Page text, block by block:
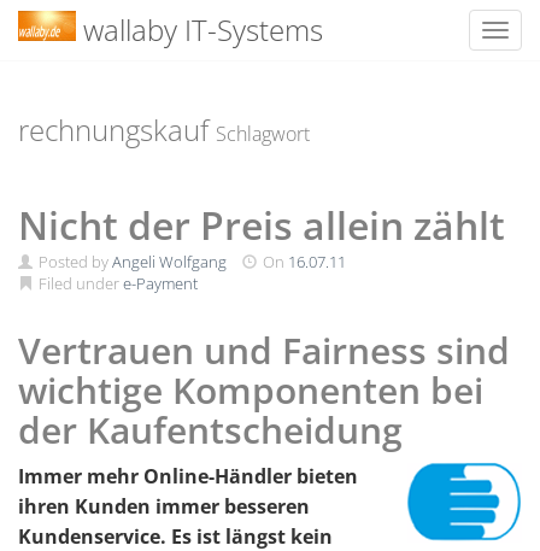
wallaby IT-Systems
rechnungskauf Schlagwort
Nicht der Preis allein zählt
Posted byAngeli Wolfgang On 16.07.11
Filed undere-Payment
Vertrauen und Fairness sind
wichtige Komponenten bei
der Kaufentscheidung
Immer mehr Online-Händler bieten
ihren Kunden immer besseren
Kundenservice. Es ist längst kein